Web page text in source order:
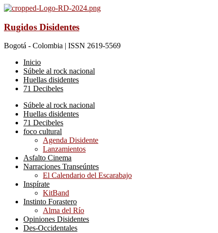
Rugidos Disidentes
Bogotá - Colombia | ISSN 2619-5569
Inicio
Súbele al rock nacional
Huellas disidentes
71 Decibeles
Súbele al rock nacional
Huellas disidentes
71 Decibeles
foco cultural
Agenda Disidente
Lanzamientos
Asfalto Cinema
Narraciones Transeúntes
El Calendario del Escarabajo
Inspírate
KitBand
Instinto Forastero
Alma del Río
Opiniones Disidentes
Des-Occidentales